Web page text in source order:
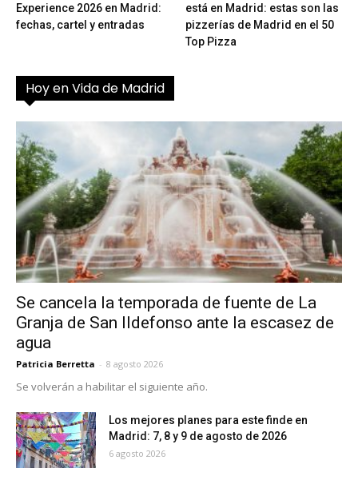
Experience 2026 en Madrid:
fechas, cartel y entradas
está en Madrid: estas son las
pizzerías de Madrid en el 50
Top Pizza
Hoy en Vida de Madrid
Se cancela la temporada de fuente de La
Granja de San Ildefonso ante la escasez de
agua
Patricia Berretta - 8 agosto 2026
Se volverán a habilitar el siguiente año.
Los mejores planes para este finde en
Madrid: 7, 8 y 9 de agosto de 2026
6 agosto 2026